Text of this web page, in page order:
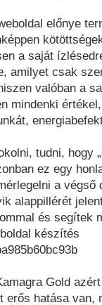
előnye
a saját
amilyet csak
valóban a
mindenki
tudni, hogy
ez egy
a végső
alappillérét
és segítek
készítés
Gold
erős hatása